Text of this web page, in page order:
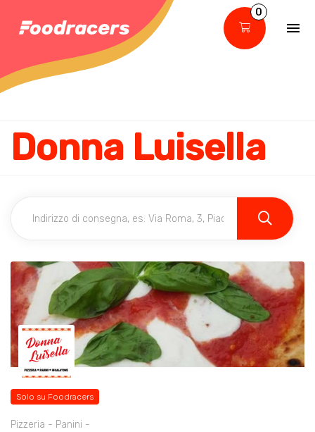
0
Donna Luisella
Solo su Foodracers
Pizzeria - Panini -